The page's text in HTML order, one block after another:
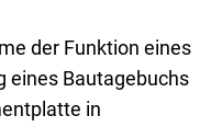
der Funktion eines
eines Bautagebuchs
in